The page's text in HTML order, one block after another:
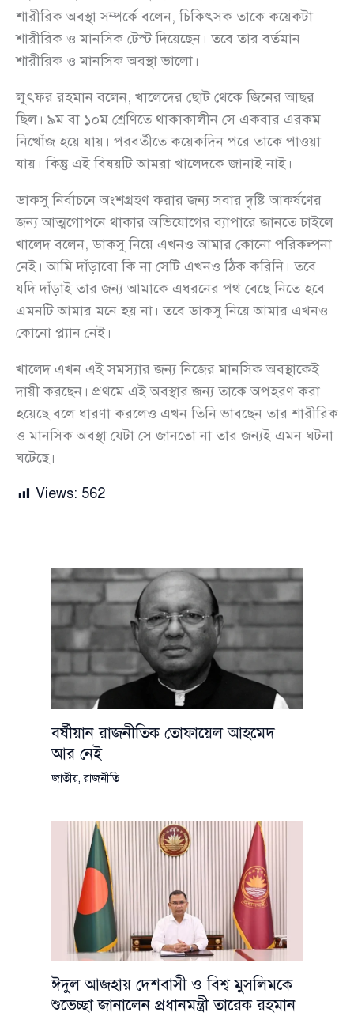
শারীরিক অবস্থা সম্পর্কে বলেন, চিকিৎসক তাকে কয়েকটা
শারীরিক ও মানসিক টেস্ট দিয়েছেন। তবে তার বর্তমান
শারীরিক ও মানসিক অবস্থা ভালো।
লুৎফর রহমান বলেন, খালেদের ছোট থেকে জিনের আছর
ছিল। ৯ম বা ১০ম শ্রেণিতে থাকাকালীন সে একবার এরকম
নিখোঁজ হয়ে যায়। পরবর্তীতে কয়েকদিন পরে তাকে পাওয়া
যায়। কিন্তু এই বিষয়টি আমরা খালেদকে জানাই নাই।
ডাকসু নির্বাচনে অংশগ্রহণ করার জন্য সবার দৃষ্টি আকর্ষণের
জন্য আত্মগোপনে থাকার অভিযোগের ব্যাপারে জানতে চাইলে
খালেদ বলেন, ডাকসু নিয়ে এখনও আমার কোনো পরিকল্পনা
নেই। আমি দাঁড়াবো কি না সেটি এখনও ঠিক করিনি। তবে
যদি দাঁড়াই তার জন্য আমাকে এধরনের পথ বেছে নিতে হবে
এমনটি আমার মনে হয় না। তবে ডাকসু নিয়ে আমার এখনও
কোনো প্ল্যান নেই।
খালেদ এখন এই সমস্যার জন্য নিজের মানসিক অবস্থাকেই
দায়ী করছেন। প্রথমে এই অবস্থার জন্য তাকে অপহরণ করা
হয়েছে বলে ধারণা করলেও এখন তিনি ভাবছেন তার শারীরিক
ও মানসিক অবস্থা যেটা সে জানতো না তার জন্যই এমন ঘটনা
ঘটেছে।
Views: 562
বর্ষীয়ান রাজনীতিক তোফায়েল আহমেদ
আর নেই
জাতীয়,রাজনীতি
ঈদুল আজহায় দেশবাসী ও বিশ্ব মুসলিমকে
শুভেচ্ছা জানালেন প্রধানমন্ত্রী তারেক রহমান